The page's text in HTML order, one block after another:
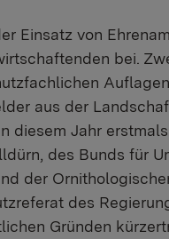
Einsatz von
bei.
aus der
diesem Jahr
des Bunds für
der
des
Gründen